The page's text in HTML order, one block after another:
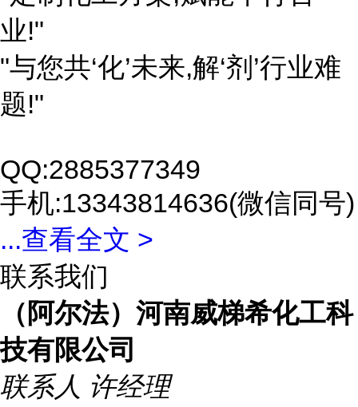
业!"
"与您共‘化’未来,解‘剂’行业难
题!"
QQ:2885377349
手机:13343814636(微信同号)
...查看全文 >
联系我们
（阿尔法）河南威梯希化工科
技有限公司
联系人 许经理